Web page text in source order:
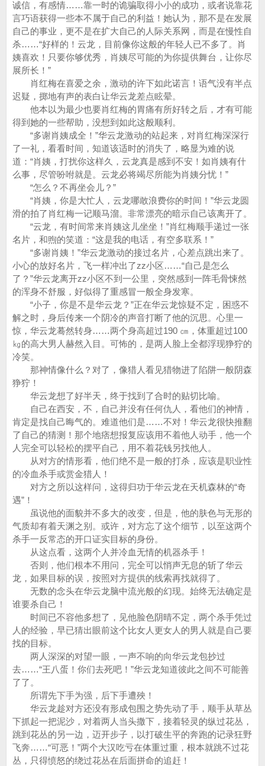
诚信，有感情……靠一时的诡骗取得小小的成功，或者说靠花
言巧语获得一些本不属于自己的利益！她认为，那不是在发展
自己的事业，更不是在扩大自己的人际关系网，而是在慢性自
杀……“好样的！云龙，目前像你这般的年轻人已不多了。肖
姨喜欢！只要你够优秀，肖姨尽可能的为你提供舞台，让你尽
展所长！”
肖红梅在喜爱之余，激动的许下如此诺言！语气没有半点
迟疑，掷地有声的表白让华云龙差点眩晕。
他本以为最少也要肖红梅的胃痛有所好转之后，才有可能
得到她的一些帮助，没想到如此这般顺利。
“多谢肖姨成全！”华云龙激动的站起来，对肖红梅深深行
了一礼，看看时间，知道该适时的消失了，略显为难的说
道：“肖姨，打扰你这样久，云龙真是感到不安！如肖姨有什
么事，尽管吩咐就是。云龙必将竭尽所能为肖姨分忧！”
“怎么？不再坐会儿？”
“肖姨，你是大忙人，云龙哪敢浪费你的时间！”华云龙圆
滑的拍了肖红梅一记顺马溜。非常漂亮的暗示自己该离开了。
“云龙，有时间常来肖姨这儿坐坐！”肖红梅顺手递过一张
名片，和煦的笑道：“这是我的电话，有空多联系！”
“多谢肖姨！”华云龙激动的接过名片，心差点跳出来了。
小心的放好名片，飞一样冲出了zz小区……“自己是怎么
了？”华云龙离开zz小区不到一公里，突然感到一阵毛骨悚然
的浑身不舒服，好似得了重感冒一般全身发寒。
“小子，你是不是华云龙？”正在华云龙惊疑不定，困惑不
解之时，身后传来一个阴冷的声音打断了他的沉思。心里一
惊，华云龙蓦然转身……两个身高超过190 ㎝，体重超过100
㎏的高大男人赫然入目。可怖的，是两人脸上全都浮现狰狞的
冷笑。
那神情像什么？对了，像猎人看见猎物进了陷阱一般阴森
狰狞！
华云龙想了好半天，终于找到了合时的贴切比喻。
自己在西安，不，自己并没有任何仇人，看他们的神情，
肯定是找自己晦气的。难道他们是……不对！华云龙很快推翻
了自己的猜测！那个地痞想报复应该用不着他人动手，他一个
人完全可以轻松的摆平自己，用不着花钱另找他人。
从对方的情形看，他们绝不是一般的打杀，应该是职业性
的冷血杀手或赏金猎人！
对方之所以这样问，这得归功于华云龙在天机森林的“奇
遇”！
虽说他的面貌并不多大的改变，但是，他的肤色与无形的
气质却有着天渊之别。或许，对方忘了这个细节，以至这两个
杀手一反常态的开口证实目标的身份。
从这点看，这两个人并冷血无情的机器杀手！
否则，他们根本不用问，完全可以悄声无息的斩了华云
龙，如果目标的误，按照对方提供的线索再找就得了。
无数的念头在华云龙脑中流光般的幻现。始终无法确定是
谁要杀自己！
时间已不容他多想了，见他脸色阴晴不定，两个杀手凭过
人的经验，早已猜出眼前这个比女人更女人的男人就是自己要
找的目标。
两人深深的对望一眼，一声不响的向华云龙包抄过
去……“王八蛋！你们去死吧！”华云龙知道彼此之间不可能善
了了。
所谓先下手为强，后下手遭殃！
华云龙趁对方还没有形成包围之势先动了手，顺手从草丛
下抓起一把泥沙，对着两人当头撒下，接着轻灵的纵过花丛，
跳到花丛的另一边，迈开步子，以打破生平的奔跑的记录狂野
飞奔……“可恶！”两个大汉吃亏在体重过重，根本就跳不过花
丛，只得愤怒的绕过花丛在后面拼命的追赶！